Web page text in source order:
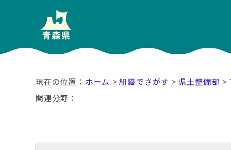
ホーム >組織でさがす > 県土整備部 >
関連分野